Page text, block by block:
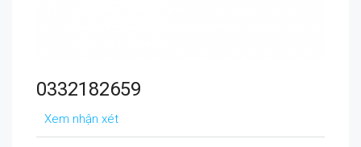
0332182659
Xem nhận xét